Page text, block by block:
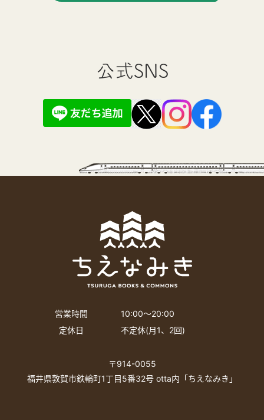
公式SNS
営業時間
10:00〜20:00
定休日
不定休(月1、2回)
〒914-0055
福井県敦賀市鉄輪町1丁目5番32号 otta内「ちえなみき」